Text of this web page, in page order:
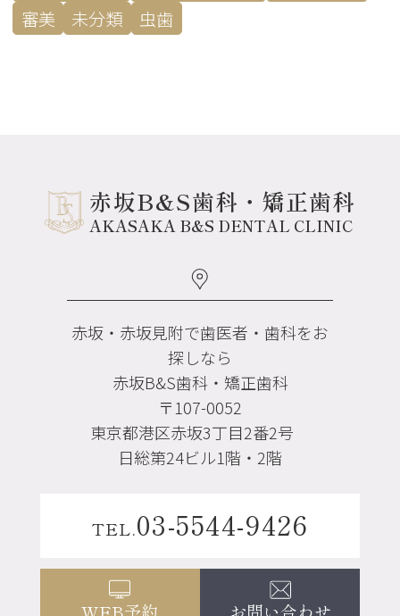
審美
未分類 虫歯
赤坂B&S歯科・矯正歯科
AKASAKA B&S DENTAL CLINIC
赤坂・赤坂見附で歯医者・歯科をお
探しなら
赤坂B&S歯科・矯正歯科
〒107-0052
東京都港区赤坂3丁目2番2号
日総第24ビル1階・2階
TEL. 03-5544-9426
WEB予約 お問い合わせ